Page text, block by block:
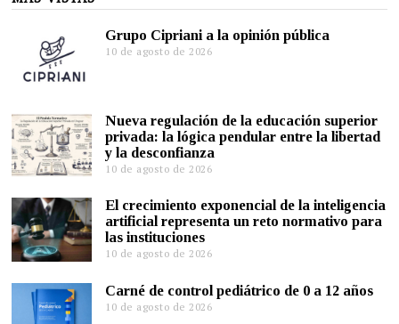
Grupo Cipriani a la opinión pública
10 de agosto de 2026
Nueva regulación de la educación superior
privada: la lógica pendular entre la libertad
y la desconfianza
10 de agosto de 2026
El crecimiento exponencial de la inteligencia
artificial representa un reto normativo para
las instituciones
10 de agosto de 2026
Carné de control pediátrico de 0 a 12 años
10 de agosto de 2026